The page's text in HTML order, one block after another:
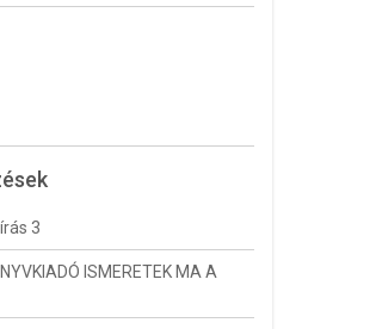
3
ISMERETEK MA A